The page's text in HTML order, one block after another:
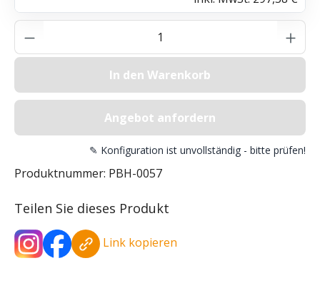
Produkt Anzahl: Gib den gewünschten
In den Warenkorb
Angebot anfordern
✎ Konfiguration ist unvollständig - bitte prüfen!
Produktnummer: PBH-0057
Teilen Sie dieses Produkt
Link kopieren